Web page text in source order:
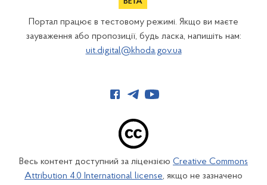
Портал працює в тестовому режимі. Якщо ви маєте
зауваження або пропозиції, будь ласка, напишіть нам:
uit.digital@khoda.gov.ua
Весь контент доступний за ліцензією Creative Commons
Attribution 4.0 International license, якщо не зазначено